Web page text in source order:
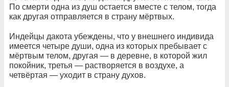
По смерти одна из душ остается вместе с телом, тогда
как другая отправляется в страну мёртвых.
Индейцы дакота убеждены, что у внешнего индивида
имеется четыре души, одна из которых пребывает с
мёртвым телом, другая — в деревне, в которой жил
покойник, третья — растворяется в воздухе, а
четвёртая — уходит в страну духов.